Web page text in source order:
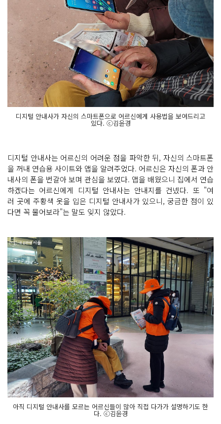
디지털 안내사가 자신의 스마트폰으로 어르신에게 사용법을 보여드리고
있다. ⓒ김윤경
디지털 안내사는 어르신의 어려운 점을 파악한 뒤, 자신의 스마트폰
을 꺼내 연습용 사이트와 앱을 알려주었다. 어르신은 자신의 폰과 안
내사의 폰을 번갈아 보며 관심을 보였다. 앱을 배웠으니 집에서 연습
하겠다는 어르신에게 디지털 안내사는 안내지를 건넸다. 또 "여
러 곳에 주황색 옷을 입은 디지털 안내사가 있으니, 궁금한 점이 있
다면 꼭 물어보라"는 말도 잊지 않았다.
아직 디지털 안내사를 모르는 어르신들이 많아 직접 다가가 설명하기도 한
다. ⓒ김윤경